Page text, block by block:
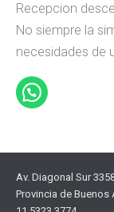
Recepcion
No siempre la
necesidades de
Av. Diagonal Sur
Provincia de Buenos